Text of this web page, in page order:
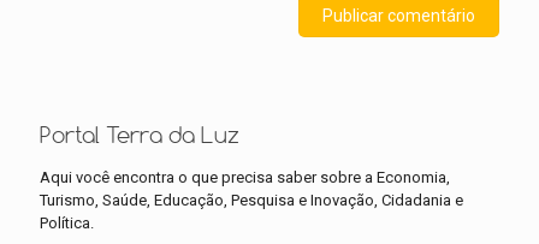
Portal Terra da Luz
Aqui você encontra o que precisa saber sobre a Economia,
Turismo, Saúde, Educação, Pesquisa e Inovação, Cidadania e
Política.